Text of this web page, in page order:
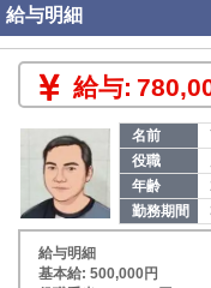
給与明細
給与:
名前
役職
年齢
勤務期間
給与明細
基本給: 500,000円